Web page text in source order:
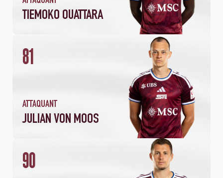
TIEMOKO OUATTARA
81
ATTAQUANT
JULIAN VON MOOS
90
2